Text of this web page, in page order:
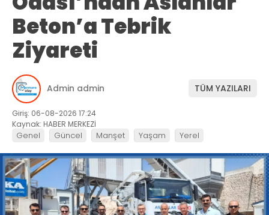
Beton’a Tebrik
Ziyareti
Admin admin TÜM YAZILARI
Giriş: 06-08-2026 17:24
Kaynak: HABER MERKEZİ
Genel Güncel Manşet Yaşam Yerel